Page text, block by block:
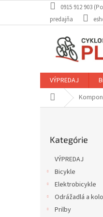
obsah
0915 912 903
predajňa
VÝPREDAJ
Domov
kategórie
Kategórie
VÝPREDAJ
Bicykle
Elektrobicykle
Odrážadlá a
Prilby